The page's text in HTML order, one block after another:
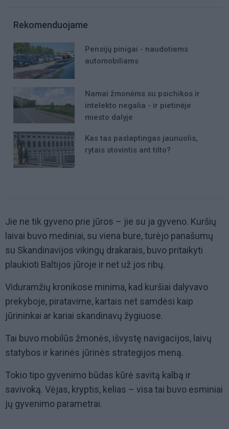
Rekomenduojame
Pensijų pinigai - naudotiems
automobiliams
Namai žmonėms su psichikos ir
intelekto negalia - ir pietinėje
miesto dalyje
Kas tas paslaptingas jaunuolis,
rytais stovintis ant tilto?
Jie ne tik gyveno prie jūros – jie su ja gyveno. Kuršių
laivai buvo mediniai, su viena bure, turėjo panašumų
su Skandinavijos vikingų drakarais, buvo pritaikyti
plaukioti Baltijos jūroje ir net už jos ribų.
Viduramžių kronikose minima, kad kuršiai dalyvavo
prekyboje, piratavime, kartais net samdėsi kaip
jūrininkai ar kariai skandinavų žygiuose.
Tai buvo mobilūs žmonės, išvystę navigacijos, laivų
statybos ir karinės jūrinės strategijos meną.
Tokio tipo gyvenimo būdas kūrė savitą kalbą ir
savivoką. Vėjas, kryptis, kelias – visa tai buvo esminiai
jų gyvenimo parametrai.